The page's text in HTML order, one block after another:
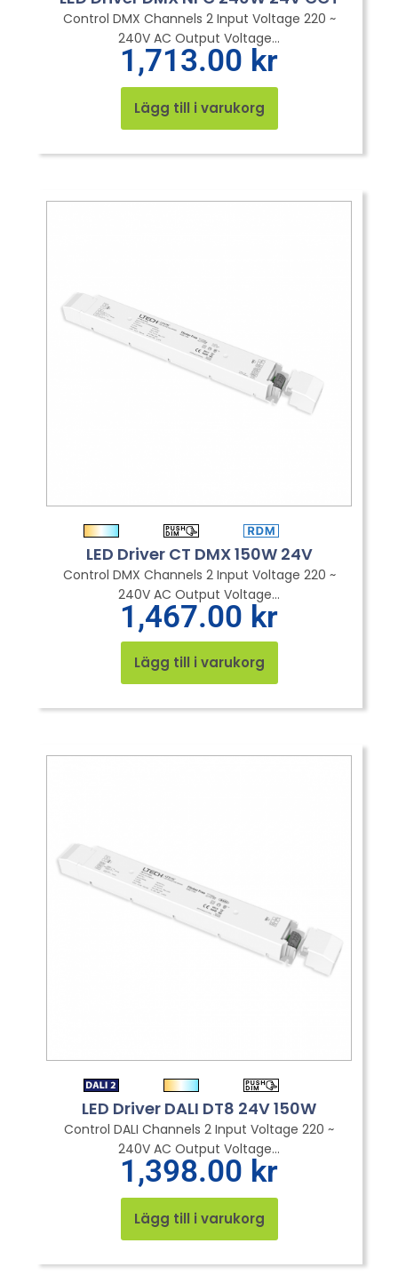
Control DMX Channels 2 Input Voltage 220 ~
240V AC Output Voltage...
1,713.00 kr
Lägg till i varukorg
LED Driver CT DMX 150W 24V
Control DMX Channels 2 Input Voltage 220 ~
240V AC Output Voltage...
1,467.00 kr
Lägg till i varukorg
LED Driver DALI DT8 24V 150W
Control DALI Channels 2 Input Voltage 220 ~
240V AC Output Voltage...
1,398.00 kr
Lägg till i varukorg